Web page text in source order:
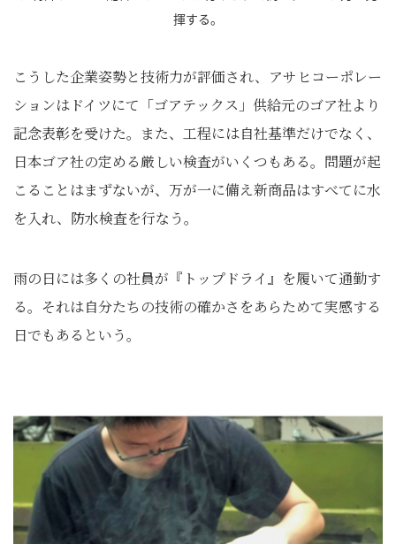
揮する。
こうした企業姿勢と技術力が評価され、アサヒコーポレー
ションはドイツにて「ゴアテックス」供給元のゴア社より
記念表彰を受けた。また、工程には自社基準だけでなく、
日本ゴア社の定める厳しい検査がいくつもある。問題が起
こることはまずないが、万が一に備え新商品はすべてに水
を入れ、防水検査を行なう。
雨の日には多くの社員が『トップドライ』を履いて通勤す
る。それは自分たちの技術の確かさをあらためて実感する
日でもあるという。